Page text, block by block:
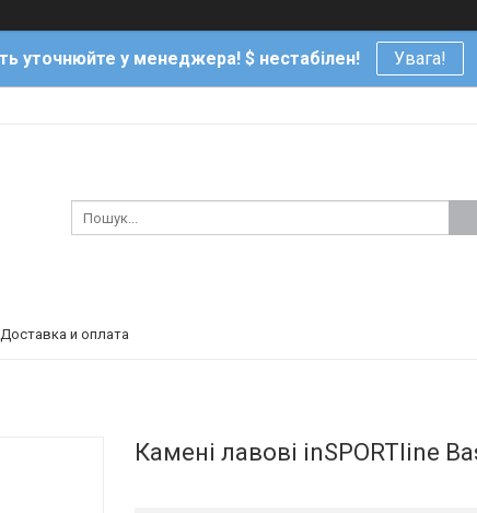
уточнюйте у менеджера! $ нестабілен! Увага!
Доставка и оплата
Камені лавові inSPORTline